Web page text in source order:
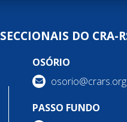
SECCIONAIS DO CRA-
OSÓRIO
PASSO FUNDO